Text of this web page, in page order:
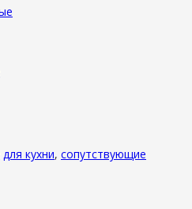
для кухни, сопутствующие